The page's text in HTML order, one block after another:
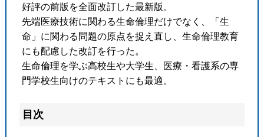
好評の前版を全面改訂した最新版。
先端医療技術に関わる生命倫理だけでなく、「生
命」に関わる問題の原点を捉え直し、生命倫理教育
にも配慮した改訂を行った。
生命倫理を学ぶ高校生や大学生、医療・看護系の専
門学校生向けのテキストにも最適。
目次